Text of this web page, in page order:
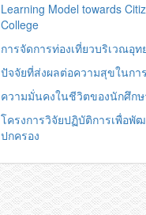
Learning Model towards
College
การจัดการท่องเที่ยวบริเวณ
ปัจจัยที่ส่งผลต่อความสุขในกา
ความมั่นคงในชีวิตของนักศึก
โครงการวิจัยปฏิบัติการเพื่อพั
ปกครอง